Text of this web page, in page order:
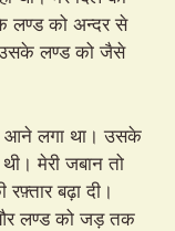
लण्ड को अन्दर से
उसके लण्ड को जैसे
आने लगा था। उसके
मेरी जबान तो
बढ़ा दी।
और लण्ड को जड़ तक